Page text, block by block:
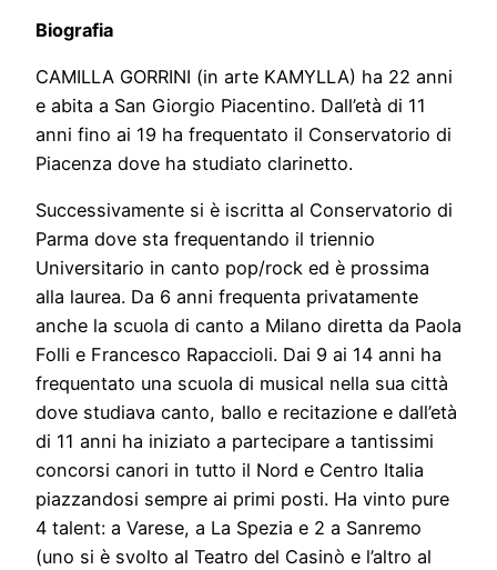
Biografia
CAMILLA GORRINI (in arte KAMYLLA) ha 22 anni
e abita a San Giorgio Piacentino. Dall’età di 11
anni fino ai 19 ha frequentato il Conservatorio di
Piacenza dove ha studiato clarinetto.
Successivamente si è iscritta al Conservatorio di
Parma dove sta frequentando il triennio
Universitario in canto pop/rock ed è prossima
alla laurea. Da 6 anni frequenta privatamente
anche la scuola di canto a Milano diretta da Paola
Folli e Francesco Rapaccioli. Dai 9 ai 14 anni ha
frequentato una scuola di musical nella sua città
dove studiava canto, ballo e recitazione e dall’età
di 11 anni ha iniziato a partecipare a tantissimi
concorsi canori in tutto il Nord e Centro Italia
piazzandosi sempre ai primi posti. Ha vinto pure
4 talent: a Varese, a La Spezia e 2 a Sanremo
(uno si è svolto al Teatro del Casinò e l’altro al